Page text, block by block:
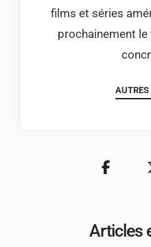
films et séries
prochainement
Articles